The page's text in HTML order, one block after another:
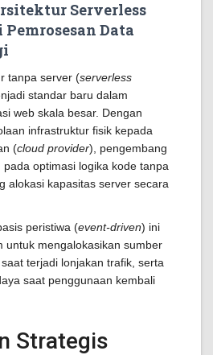
Serverless
Data
tanpa server (serverless
standar baru dalam
web skala besar. Dengan
infrastruktur fisik kepada
(cloud provider), pengembang
optimasi logika kode tanpa
alokasi kapasitas server secara
peristiwa (event-driven) ini
untuk mengalokasikan sumber
terjadi lonjakan trafik, serta
saat penggunaan kembali
Strategis